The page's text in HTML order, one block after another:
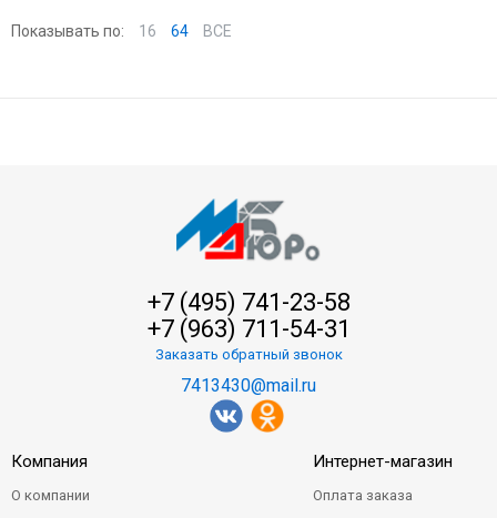
Показывать по: 16 64 ВСЕ
+7 (495) 741-23-58
+7 (963) 711-54-31
Заказать обратный звонок
7413430@mail.ru
Компания
О компании
Интернет-магазин
Оплата заказа